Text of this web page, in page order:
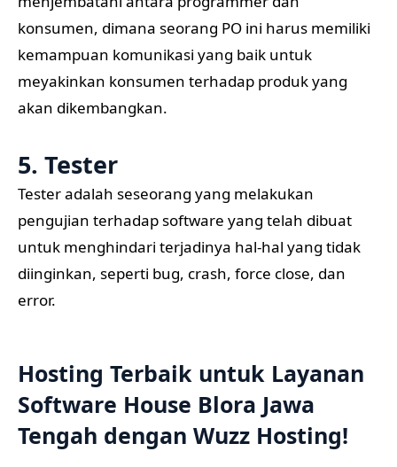
konsumen, dimana seorang PO ini harus memiliki
kemampuan komunikasi yang baik untuk
meyakinkan konsumen terhadap produk yang
akan dikembangkan.
5. Tester
Tester adalah seseorang yang melakukan
pengujian terhadap software yang telah dibuat
untuk menghindari terjadinya hal-hal yang tidak
diinginkan, seperti bug, crash, force close, dan
error.
Hosting Terbaik untuk Layanan
Software House Blora Jawa
Tengah dengan Wuzz Hosting!